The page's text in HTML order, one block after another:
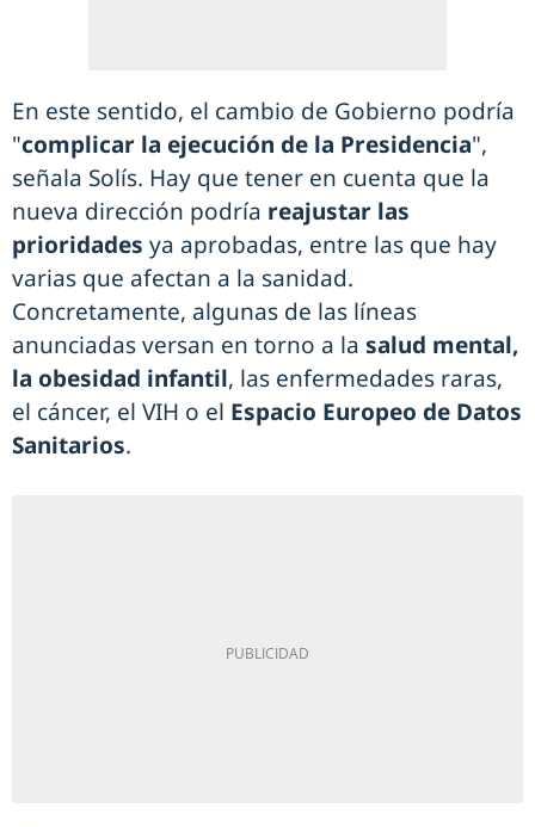
En este sentido, el cambio de Gobierno podría
"complicar la ejecución de la Presidencia",
señala Solís. Hay que tener en cuenta que la
nueva dirección podría reajustar las
prioridades ya aprobadas, entre las que hay
varias que afectan a la sanidad.
Concretamente, algunas de las líneas
anunciadas versan en torno a la salud mental,
la obesidad infantil, las enfermedades raras,
el cáncer, el VIH o el Espacio Europeo de Datos
Sanitarios.